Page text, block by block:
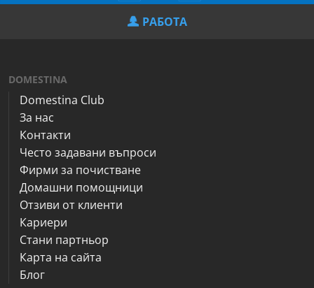
РАБОТА
DOMESTINA
Domestina Club
За нас
Контакти
Често задавани въпроси
Фирми за почистване
Домашни помощници
Отзиви от клиенти
Кариери
Стани партньор
Карта на сайта
Блог